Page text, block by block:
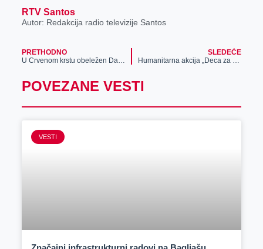
RTV Santos
Autor: Redakcija radio televizije Santos
PRETHODNO
U Crvenom krstu obeležen Dan borbe protiv siromaštva
SLEDEĆE
Humanitarna akcija „Deca za decu“ u igraonici „Space Land“
POVEZANE VESTI
VESTI